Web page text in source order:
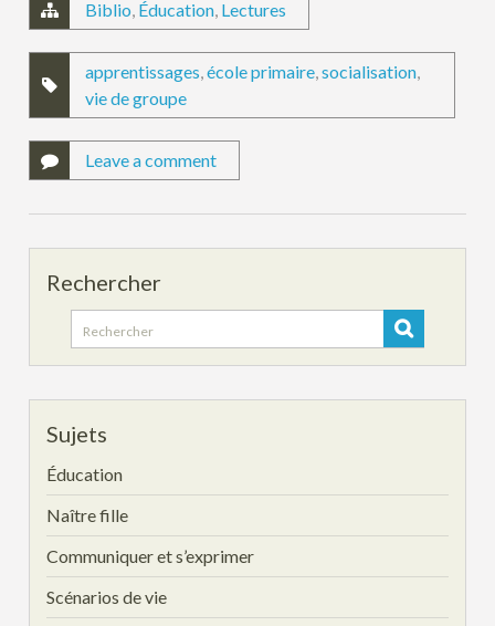
Biblio, Éducation, Lectures
apprentissages,école primaire,socialisation,
vie de groupe
Leave a comment
Rechercher
Search
for:
Sujets
Éducation
Naître fille
Communiquer et s’exprimer
Scénarios de vie